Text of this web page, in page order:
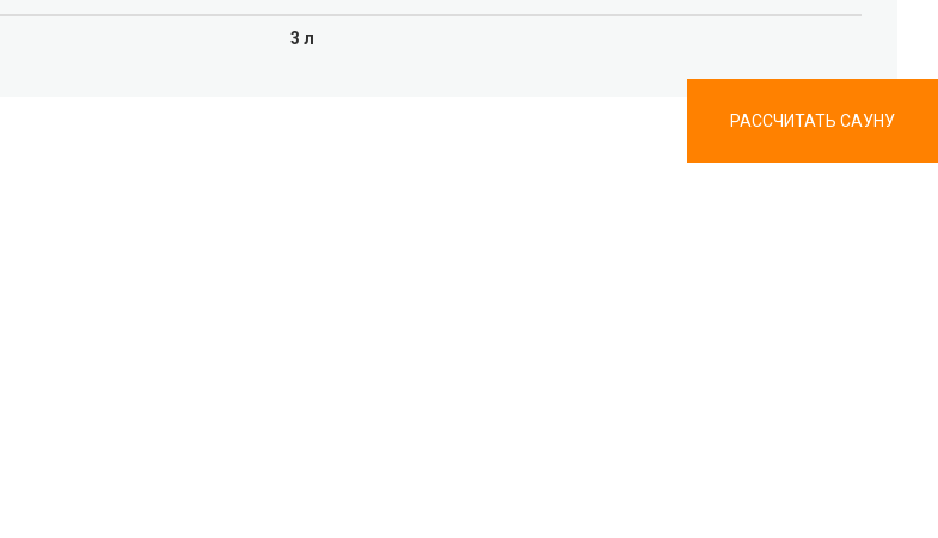
РАССЧИТАТЬ САУНУ
3 л